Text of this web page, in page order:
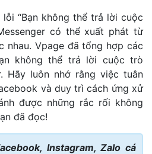
“Bạn không thể trả lời cuộc
có thể xuất phát từ
nhau. Vpage đã tổng hợp các
không thể trả lời cuộc trò
Hãy luôn nhớ rằng việc tuân
và duy trì cách ứng xử
được những rắc rối không
đã đọc!
Instagram, Zalo cá